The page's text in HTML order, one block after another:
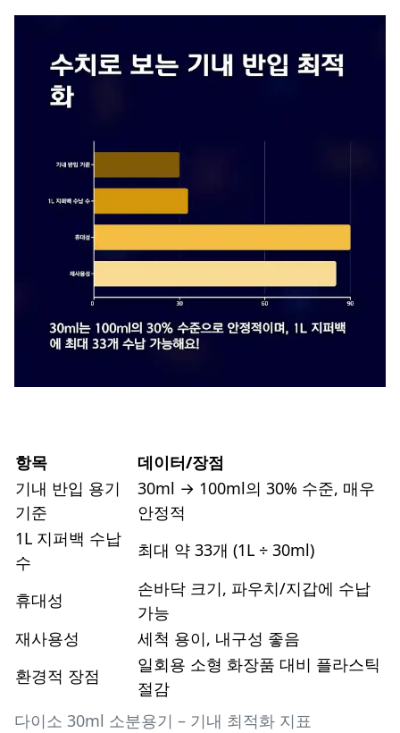
다이소 30ml 소분용기 – 기내 최적화 지표
항목
데이터/장점
기내 반입 용기
기준
30ml → 100ml의 30% 수준, 매우
안정적
1L 지퍼백 수납
수
최대 약 33개 (1L ÷ 30ml)
휴대성
손바닥 크기, 파우치/지갑에 수납
가능
재사용성
세척 용이, 내구성 좋음
환경적 장점
일회용 소형 화장품 대비 플라스틱
절감